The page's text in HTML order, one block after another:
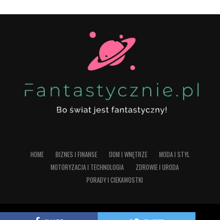
HOME BIZNES I FINANSE DOM I WNĘTRZE
MODA I STYL
MOTORYZACJA I TECHNOLOGIA
ZDROWIE I URODA
PORADY I CIEKAWOSTKI
Copyright © 2023 Fantastycznie.pl